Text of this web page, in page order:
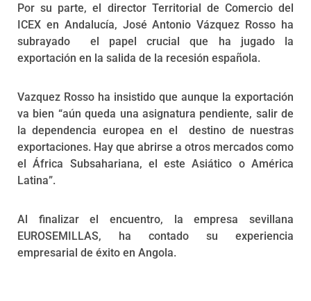
Por su parte, el director Territorial de Comercio del
ICEX en Andalucía, José Antonio Vázquez Rosso ha
subrayado el papel crucial que ha jugado la
exportación en la salida de la recesión española.
Vazquez Rosso ha insistido que aunque la exportación
va bien “aún queda una asignatura pendiente, salir de
la dependencia europea en el destino de nuestras
exportaciones. Hay que abrirse a otros mercados como
el África Subsahariana, el este Asiático o América
Latina”.
Al finalizar el encuentro, la empresa sevillana
EUROSEMILLAS, ha contado su experiencia
empresarial de éxito en Angola.